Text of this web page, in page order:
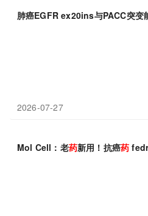
肺癌EGFR ex20ins与PACC突变
2026-07-27
Mol Cell：老药新用！抗癌药